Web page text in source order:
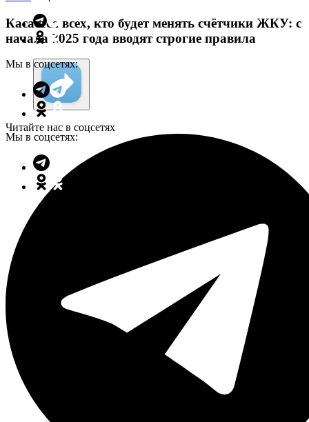
Мы в соцсетях:
Мы в соцсетях:
Касается всех, кто будет менять счётчики ЖКУ: с
начала 2025 года вводят строгие правила
Читайте нас в соцсетях